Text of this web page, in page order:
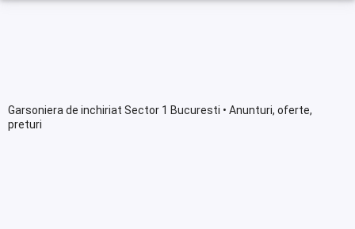
Garsoniera de inchiriat Sector 1 Bucuresti • Anunturi, oferte,
preturi